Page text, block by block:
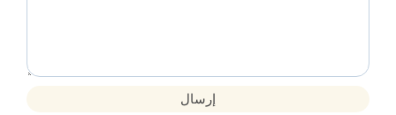
إرسال